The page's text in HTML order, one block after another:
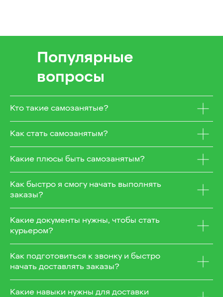
Популярные
вопросы
Кто такие самозанятые?
Как стать самозанятым?
Какие плюсы быть самозанятым?
Как быстро я смогу начать выполнять
заказы?
Какие документы нужны, чтобы стать
курьером?
Как подготовиться к звонку и быстро
начать доставлять заказы?
Какие навыки нужны для доставки